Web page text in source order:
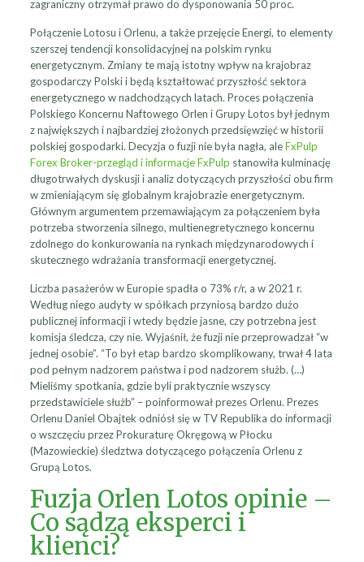
zagraniczny otrzymał prawo do dysponowania 50 proc.
Połączenie Lotosu i Orlenu, a także przejęcie Energi, to elementy
szerszej tendencji konsolidacyjnej na polskim rynku
energetycznym. Zmiany te mają istotny wpływ na krajobraz
gospodarczy Polski i będą kształtować przyszłość sektora
energetycznego w nadchodzących latach. Proces połączenia
Polskiego Koncernu Naftowego Orlen i Grupy Lotos był jednym
z największych i najbardziej złożonych przedsięwzięć w historii
polskiej gospodarki. Decyzja o fuzji nie była nagła, aleFxPulp
Forex Broker-przegląd i informacje FxPulp stanowiła kulminację
długotrwałych dyskusji i analiz dotyczących przyszłości obu firm
w zmieniającym się globalnym krajobrazie energetycznym.
Głównym argumentem przemawiającym za połączeniem była
potrzeba stworzenia silnego, multienegretycznego koncernu
zdolnego do konkurowania na rynkach międzynarodowych i
skutecznego wdrażania transformacji energetycznej.
Liczba pasażerów w Europie spadła o 73% r/r, a w 2021 r.
Według niego audyty w spółkach przyniosą bardzo dużo
publicznej informacji i wtedy będzie jasne, czy potrzebna jest
komisja śledcza, czy nie. Wyjaśnił, że fuzji nie przeprowadzał “w
jednej osobie”. “To był etap bardzo skomplikowany, trwał 4 lata
pod pełnym nadzorem państwa i pod nadzorem służb. (…)
Mieliśmy spotkania, gdzie byli praktycznie wszyscy
przedstawiciele służb” – poinformował prezes Orlenu. Prezes
Orlenu Daniel Obajtek odniósł się w TV Republika do informacji
o wszczęciu przez Prokuraturę Okręgową w Płocku
(Mazowieckie) śledztwa dotyczącego połączenia Orlenu z
Grupą Lotos.
Fuzja Orlen Lotos opinie –
Co sądzą eksperci i
klienci?